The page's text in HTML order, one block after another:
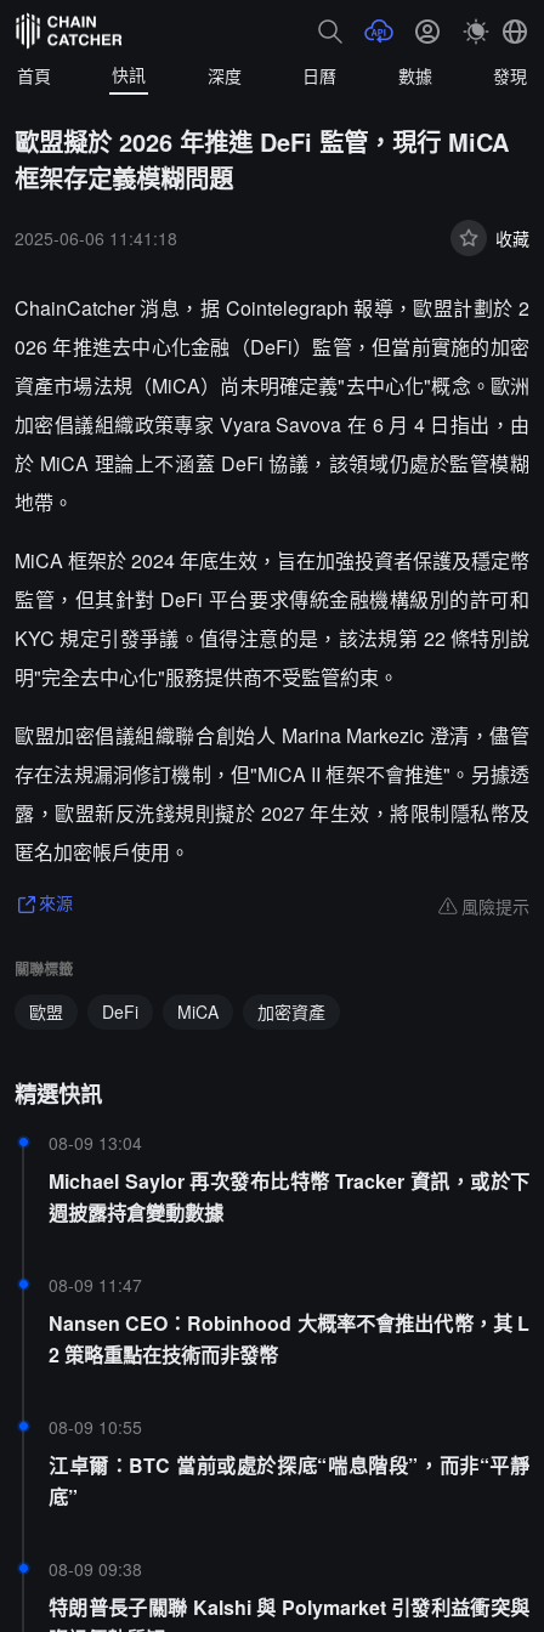
首頁 快訊 深度 日曆 數據 發現
歐盟擬於 2026 年推進 DeFi 監管，現行 MiCA
框架存定義模糊問題​
2025-06-06 11:41:18 收藏
ChainCatcher 消息，据 Cointelegraph 報導，歐盟計劃於 2
026 年推進去中心化金融（DeFi）監管，但當前實施的加密
資產市場法規（MiCA）尚未明確定義"去中心化"概念。歐洲
加密倡議組織政策專家 Vyara Savova 在 6 月 4 日指出，由
於 MiCA 理論上不涵蓋 DeFi 協議，該領域仍處於監管模糊
地帶。
MiCA 框架於 2024 年底生效，旨在加強投資者保護及穩定幣
監管，但其針對 DeFi 平台要求傳統金融機構級別的許可和
KYC 規定引發爭議。值得注意的是，該法規第 22 條特別說
明"完全去中心化"服務提供商不受監管約束。
歐盟加密倡議組織聯合創始人 Marina Markezic 澄清，儘管
存在法規漏洞修訂機制，但"MiCA II 框架不會推進"。另據透
露，歐盟新反洗錢規則擬於 2027 年生效，將限制隱私幣及
匿名加密帳戶使用。
來源 風險提示
關聯標籤
歐盟 DeFi MiCA 加密資產
精選快訊
08-09 13:04
Michael Saylor 再次發布比特幣 Tracker 資訊，或於下
週披露持倉變動數據
08-09 11:47
Nansen CEO：Robinhood 大概率不會推出代幣，其 L
2 策略重點在技術而非發幣
08-09 10:55
江卓爾：BTC 當前或處於探底“喘息階段”，而非“平靜
底”
08-09 09:38
特朗普長子關聯 Kalshi 與 Polymarket 引發利益衝突與